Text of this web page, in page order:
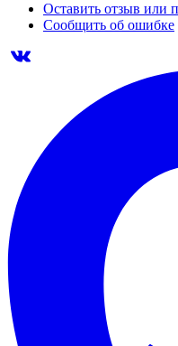
Оставить отзыв или
Сообщить об ошибке